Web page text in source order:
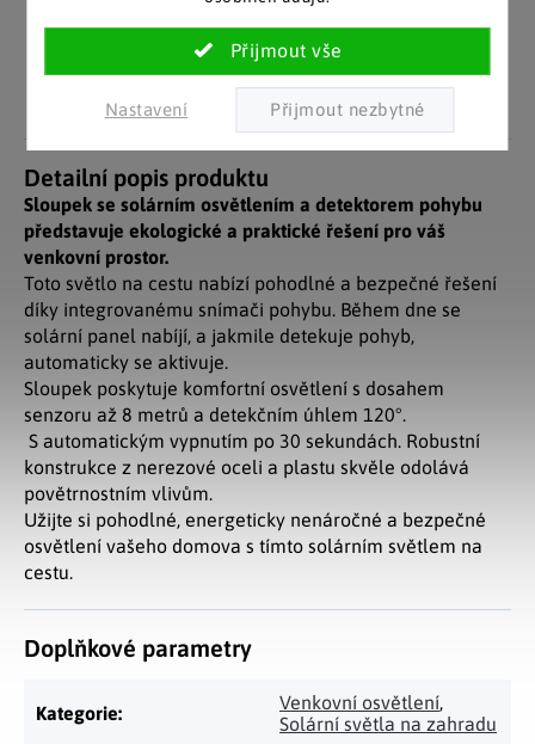
Nastavení
zákazníků
Za desítky let na trhu jsme
nasbírali stovky tisíc
spokojených zákazníků.
Z českých skladů pro české
zákazníky. Značkové zboží
se zárukou původu.
Detailní popis produktu
Sloupek se solárním osvětlením a detektorem pohybu
představuje ekologické a praktické řešení pro váš
venkovní prostor.
Toto světlo na cestu nabízí pohodlné a bezpečné řešení
díky integrovanému snímači pohybu. Během dne se
solární panel nabíjí, a jakmile detekuje pohyb,
automaticky se aktivuje.
Sloupek poskytuje komfortní osvětlení s dosahem
senzoru až 8 metrů a detekčním úhlem 120°.
S automatickým vypnutím po 30 sekundách. Robustní
konstrukce z nerezové oceli a plastu skvěle odolává
povětrnostním vlivům.
Užijte si pohodlné, energeticky nenáročné a bezpečné
osvětlení vašeho domova s tímto solárním světlem na
cestu.
Doplňkové parametry
Kategorie: Venkovní osvětlení,
Solární světla na zahradu